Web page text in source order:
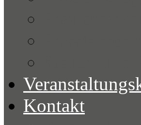
Kontakt